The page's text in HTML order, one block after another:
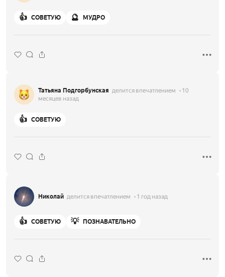
👍 СОВЕТУЮ 🔮 МУДРО
Татьяна Подгорбунская делится впечатлением
10
месяцев назад
👍 СОВЕТУЮ
Николай делится впечатлением 1 год назад
👍 СОВЕТУЮ 💡 ПОЗНАВАТЕЛЬНО